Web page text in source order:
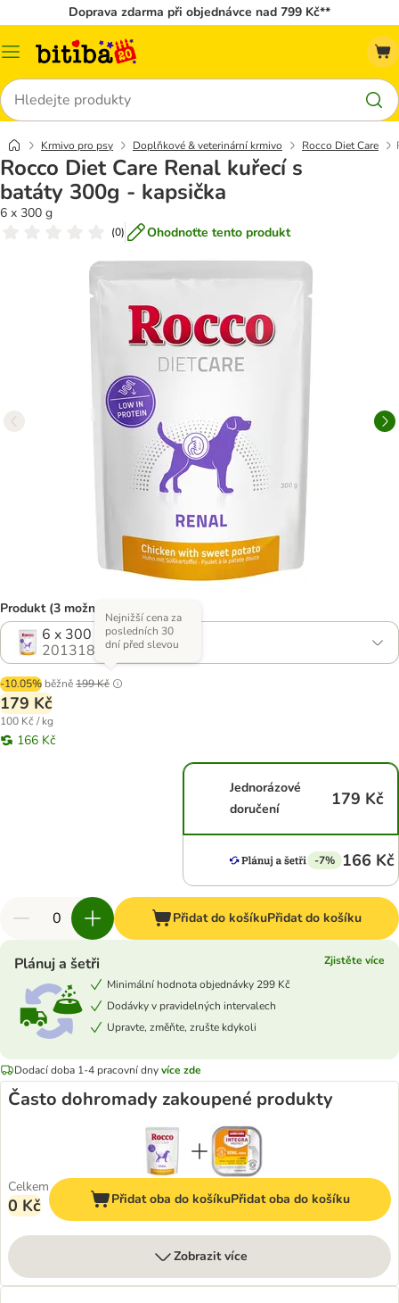
Doprava zdarma při objednávce nad 799 Kč**
Kategorie
Hledat
Krmivo pro psy Doplňkové & veterinární krmivo Rocco Diet Care
Rocco Diet Care Renal kuřecí s
batáty 300g - kapsička
6 x 300 g
(0) Ohodnoťte tento produkt
Produkt (3 možností)
6 x 300 g
2013180.0
-10.05% běžně199 Kč
Nejnižší cena za
posledních 30
dní před slevou
179 Kč
100 Kč / kg
166 Kč
Jednorázové
doručení
179 Kč
-7% 166 Kč
Přidat do košíkuPřidat do košíku
Plánuj a šetři
Zjistěte více
Minimální hodnota objednávky 299 Kč
Dodávky v pravidelných intervalech
Upravte, změňte, zrušte kdykoli
Dodací doba 1-4 pracovní dnyvíce zde
Často dohromady zakoupené produkty
Celkem
0 Kč Přidat oba do košíkuPřidat oba do košíku
Zobrazit více